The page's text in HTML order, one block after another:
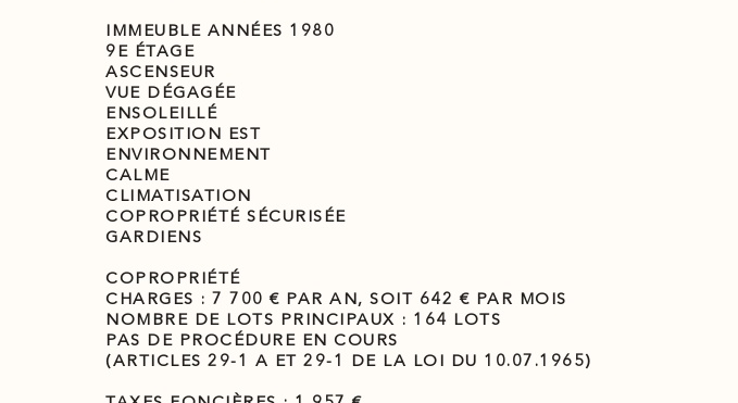
IMMEUBLE ANNÉES 1980
9E ÉTAGE
ASCENSEUR
VUE DÉGAGÉE
ENSOLEILLÉ
EXPOSITION EST
ENVIRONNEMENT
CALME
CLIMATISATION
COPROPRIÉTÉ SÉCURISÉE
GARDIENS
COPROPRIÉTÉ
CHARGES : 7 700 € PAR AN, SOIT 642 € PAR MOIS
NOMBRE DE LOTS PRINCIPAUX : 164 LOTS
PAS DE PROCÉDURE EN COURS
(ARTICLES 29-1 A ET 29-1 DE LA LOI DU 10.07.1965)‍